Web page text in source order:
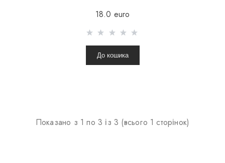
18.0 euro
До кошика
Показано з 1 по 3 із 3 (всього 1 сторінок)